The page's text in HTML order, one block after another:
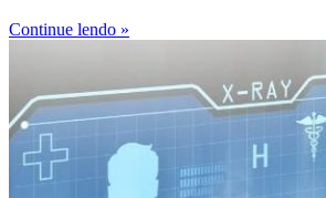
Continue lendo »